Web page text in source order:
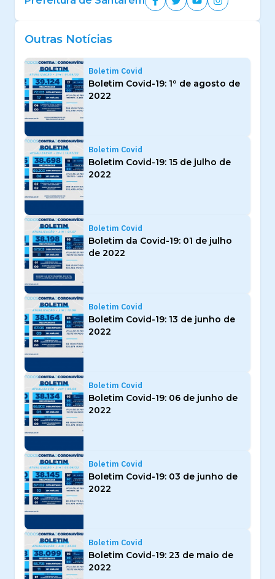
Outras Notícias
Boletim Covid
Boletim Covid-19: 1º de agosto de
2022
Boletim Covid
Boletim Covid-19: 15 de julho de
2022
Boletim Covid
Boletim da Covid-19: 01 de julho
de 2022
Boletim Covid
Boletim Covid-19: 13 de junho de
2022
Boletim Covid
Boletim Covid-19: 06 de junho de
2022
Boletim Covid
Boletim Covid-19: 03 de junho de
2022
Boletim Covid
Boletim Covid-19: 23 de maio de
2022